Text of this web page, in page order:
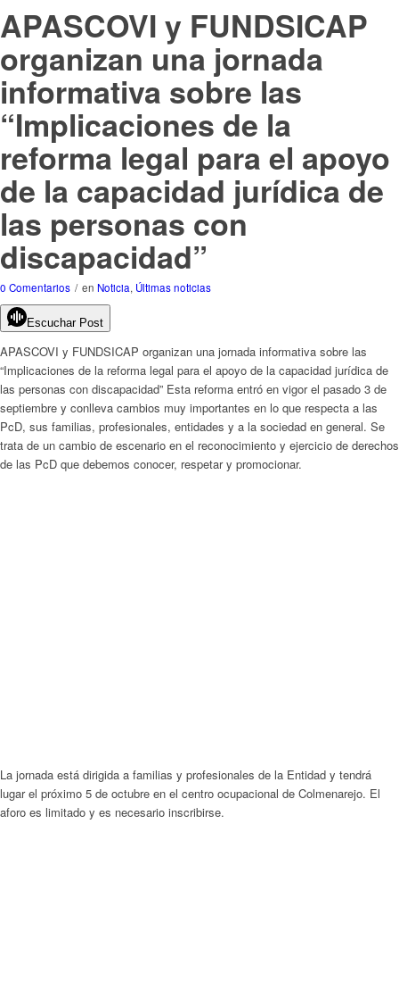
APASCOVI y FUNDSICAP
organizan una jornada
informativa sobre las
“Implicaciones de la
reforma legal para el apoyo
de la capacidad jurídica de
las personas con
discapacidad”
0 Comentarios / en Noticia, Últimas noticias
Escuchar Post
APASCOVI y FUNDSICAP organizan una jornada informativa sobre las
“Implicaciones de la reforma legal para el apoyo de la capacidad jurídica de
las personas con discapacidad” Esta reforma entró en vigor el pasado 3 de
septiembre y conlleva cambios muy importantes en lo que respecta a las
PcD, sus familias, profesionales, entidades y a la sociedad en general. Se
trata de un cambio de escenario en el reconocimiento y ejercicio de derechos
de las PcD que debemos conocer, respetar y promocionar.
La jornada está dirigida a familias y profesionales de la Entidad y tendrá
lugar el próximo 5 de octubre en el centro ocupacional de Colmenarejo. El
aforo es limitado y es necesario inscribirse.